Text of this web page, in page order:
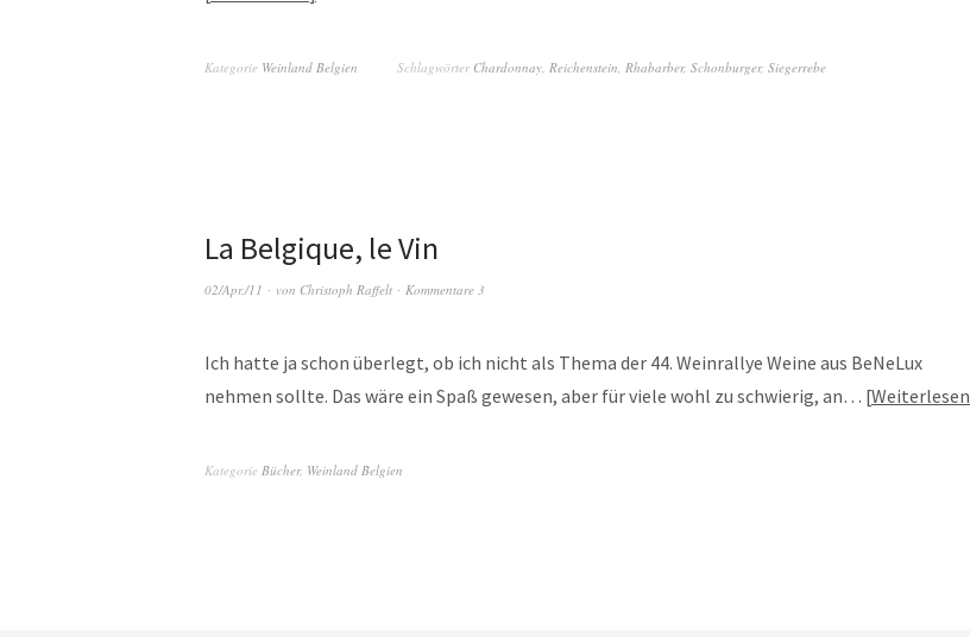
Kategorie Weinland Belgien Schlagwörter Chardonnay, Reichenstein, Rhabarber, Schonburger, Siegerrebe
La Belgique, le Vin
02/Apr./11 von Christoph Raffelt Kommentare 3
Ich hatte ja schon überlegt, ob ich nicht als Thema der 44. Weinrallye Weine aus BeNeLux
nehmen sollte. Das wäre ein Spaß gewesen, aber für viele wohl zu schwierig, an… Weiterlesen
Kategorie Bücher, Weinland Belgien